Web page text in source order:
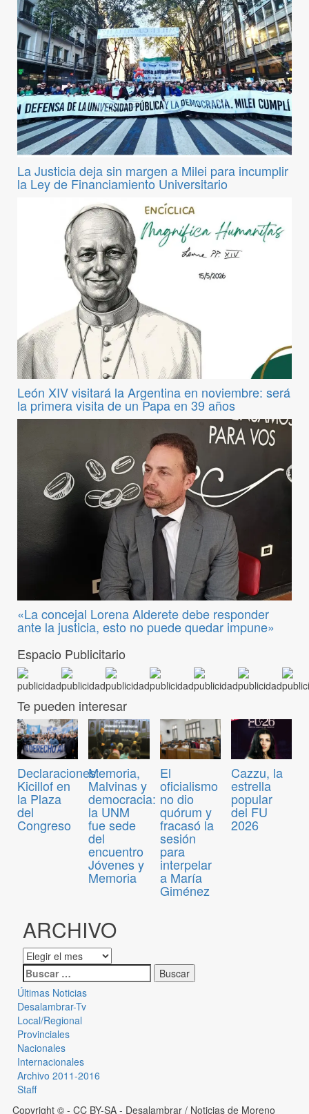
La Justicia deja sin margen a Milei para incumplir
la Ley de Financiamiento Universitario
León XIV visitará la Argentina en noviembre: será
la primera visita de un Papa en 39 años
«La concejal Lorena Alderete debe responder
ante la justicia, esto no puede quedar impune»
Espacio Publicitario
Te pueden interesar
Declaraciones:
Kicillof en
la Plaza
del
Congreso
Memoria,
Malvinas y
democracia:
la UNM
fue sede
del
encuentro
Jóvenes y
Memoria
El
oficialismo
no dio
quórum y
fracasó la
sesión
para
interpelar
a María
Giménez
Cazzu, la
estrella
popular
del FU
2026
ARCHIVO
Últimas Noticias
Desalambrar-Tv
Local/Regional
Provinciales
Nacionales
Internacionales
Archivo 2011-2016
Staff
Copyright © - CC BY-SA - Desalambrar / Noticias de Moreno